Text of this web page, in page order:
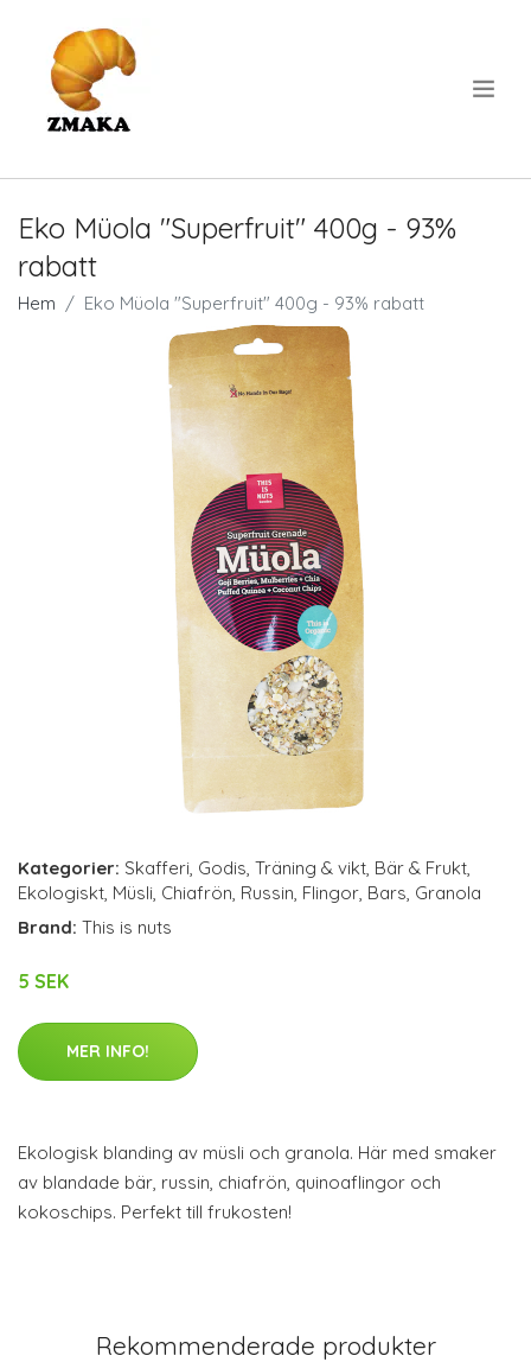
Eko Müola "Superfruit" 400g - 93%
rabatt
Hem Eko Müola "Superfruit" 400g - 93% rabatt
Kategorier: Skafferi, Godis, Träning & vikt, Bär & Frukt,
Ekologiskt, Müsli, Chiafrön, Russin, Flingor, Bars, Granola
Brand: This is nuts
5 SEK
MER INFO!
Ekologisk blanding av müsli och granola. Här med smaker
av blandade bär, russin, chiafrön, quinoaflingor och
kokoschips. Perfekt till frukosten!
Rekommenderade produkter